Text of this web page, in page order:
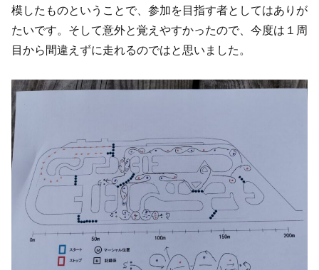
模したものということで、参加を目指す者としてはありが
たいです。そして意外と覚えやすかったので、今度は１周
目から間違えずに走れるのではと思いました。